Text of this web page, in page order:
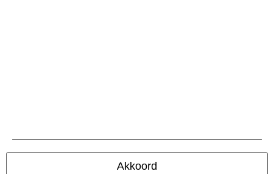
Akkoord
Alle prijzen incl.wettelijke BTW
© 1986-2026 Large Popmerchandising B.V.